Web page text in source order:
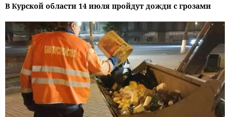
В Курской области 14 июля пройдут дожди с грозами